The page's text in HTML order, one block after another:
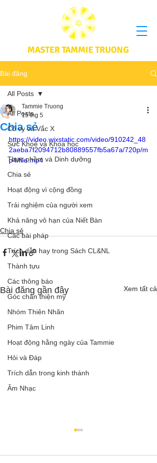
MASTER TAMMIE TRUONG
Bài đăng
All Posts
Cô vy và Vắc X
Sức Khoẻ và Khoa học
Thực phầm và Dinh dưỡng
Chia sẻ
Hoạt động vì cộng đồng
Trải nghiệm của người xem
Khả năng vô hạn của Niết Bàn
Các bài pháp
Trích dẫn hay trong Sách CL&NL
Thành tựu
Các thông báo
Góc chân thiện mỹ
Nhóm Thiên Nhãn
Phim Tâm Linh
Hoạt động hằng ngày của Tammie
Hỏi và Đáp
Trích dẫn trong kinh thánh
Âm Nhạc
All Posts
Chia sẻ
Tammie Truong
15 thg 5
https://video.wixstatic.com/video/910242_48
2aeba7f2094712b80889557fb5a67a/720p/m
p4/file.mp4
Chia sẻ
Bài đăng gần đây Xem tất cả